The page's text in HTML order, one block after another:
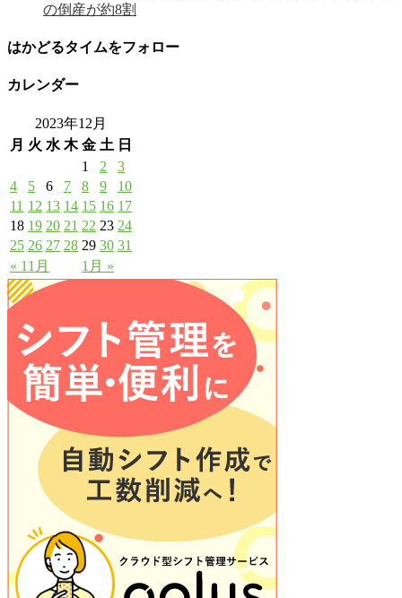
の倒産が約8割
はかどるタイムをフォロー
カレンダー
2023年12月
月 火 水 木 金 土 日
« 11月 1月 »
1 2
3
4
5 6 7 8 9
10
11 12 13 14 15 16 17
18 19 20 21 22 23 24
25 26 27 28 29 30 31